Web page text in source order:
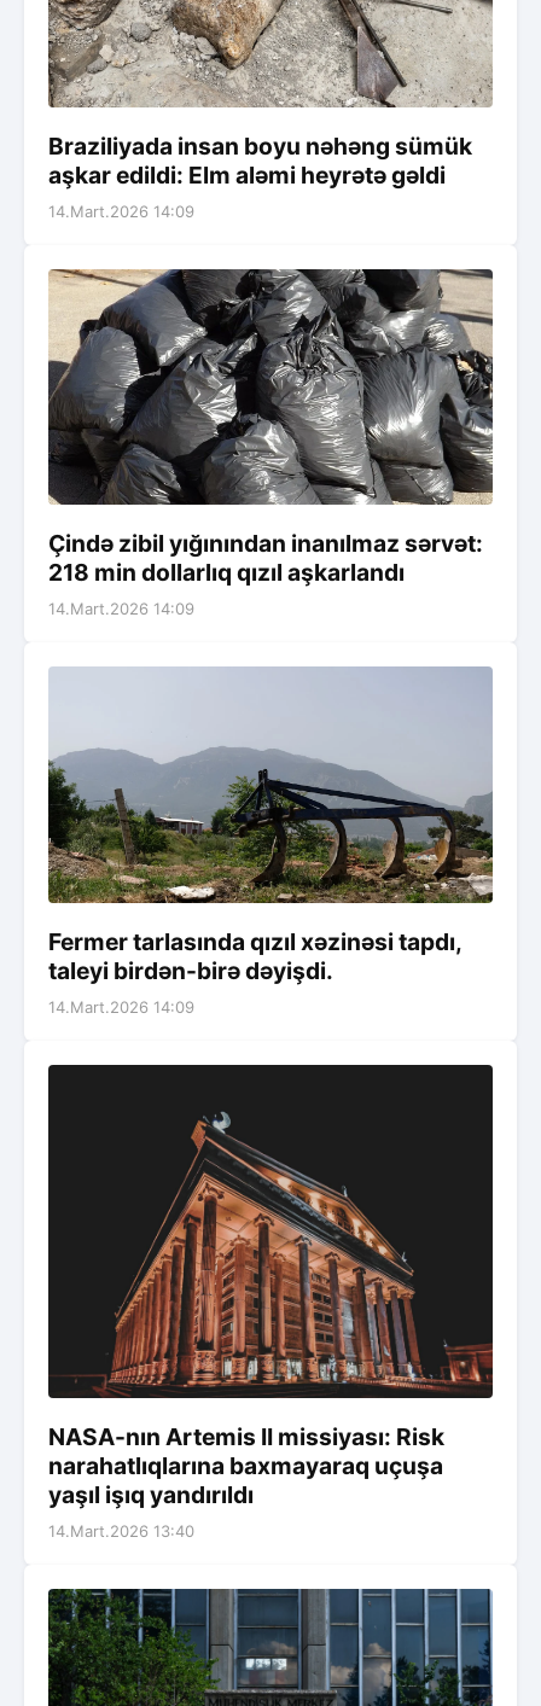
Braziliyada insan boyu nəhəng sümük
aşkar edildi: Elm aləmi heyrətə gəldi
14.Mart.2026 14:09
Çində zibil yığınından inanılmaz sərvət:
218 min dollarlıq qızıl aşkarlandı
14.Mart.2026 14:09
Fermer tarlasında qızıl xəzinəsi tapdı,
taleyi birdən-birə dəyişdi.
14.Mart.2026 14:09
NASA-nın Artemis II missiyası: Risk
narahatlıqlarına baxmayaraq uçuşa
yaşıl işıq yandırıldı
14.Mart.2026 13:40